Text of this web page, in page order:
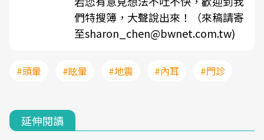
們特搜簿，大聲說出來！（來稿請寄
至sharon_chen@bwnet.com.tw)
#頭暈 #眩暈 #地震 #內耳 #門診
延伸閱讀